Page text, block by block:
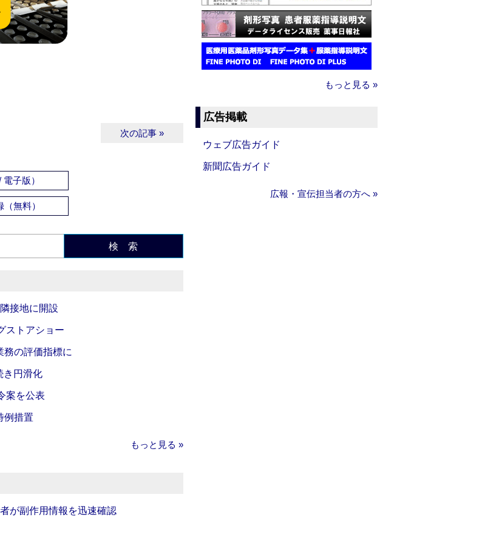
次の記事 »
子版）
無料）
検 索
接地に開設
ストアショー
務の評価指標に
き円滑化
案を公表
例措置
もっと見る »
が副作用情報を迅速確認
もっと見る »
広告掲載
ウェブ広告ガイド
新聞広告ガイド
広報・宣伝担当者の方へ »